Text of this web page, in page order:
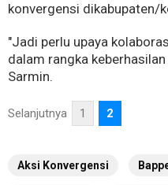
konvergensi dikabupaten/
"Jadi perlu upaya
dalam rangka
Sarmin.
Selanjutnya 1 2
Aksi Konvergensi